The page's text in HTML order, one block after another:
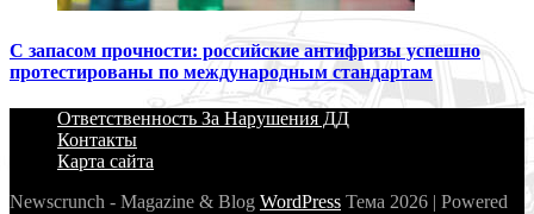
С запасом прочности: российские антифризы успешно
протестированы по международным стандартам
Ответственность За Нарушения ДД
Контакты
Карта сайта
Newscrunch - Magazine & Blog WordPress Тема 2026 | Powered